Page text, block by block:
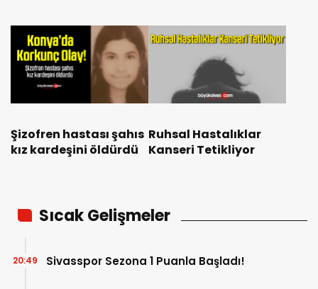
Şizofren hastası şahıs
kız kardeşini öldürdü
Ruhsal Hastalıklar
Kanseri Tetikliyor
Sıcak Gelişmeler
Sivasspor Sezona 1 Puanla Başladı!
20:49